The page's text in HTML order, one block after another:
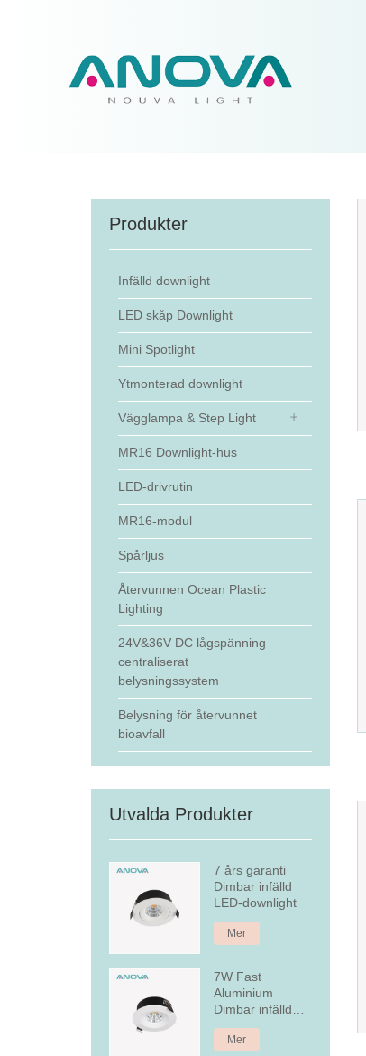
Produkter
Infälld downlight
LED skåp Downlight
Mini Spotlight
Ytmonterad downlight
Vägglampa & Step Light
MR16 Downlight-hus
LED-drivrutin
MR16-modul
Spårljus
Återvunnen Ocean Plastic
Lighting
24V&36V DC lågspänning
centraliserat
belysningssystem
Belysning för återvunnet
bioavfall
Utvalda Produkter
7 års garanti
Dimbar infälld
LED-downlight
Mer
7W Fast
Aluminium
Dimbar infälld
LED Downlight
Mer